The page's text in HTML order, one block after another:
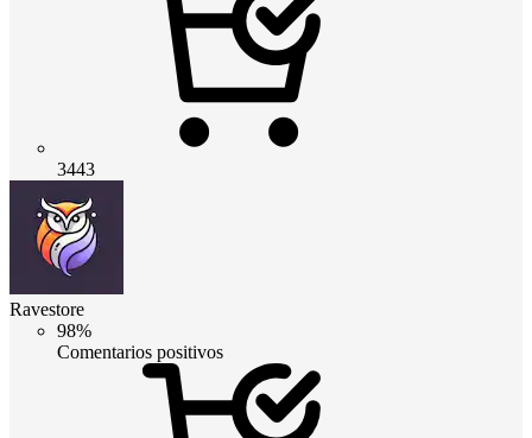
3443
Ravestore
98%
Comentarios positivos